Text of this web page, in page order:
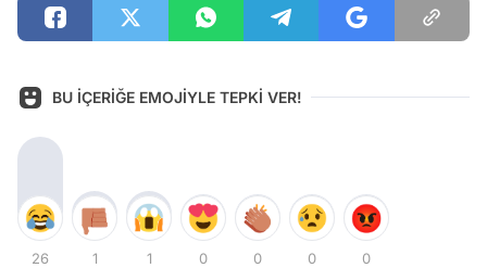
BU İÇERİĞE EMOJİYLE TEPKİ VER!
26 1 1 0 0 0 0